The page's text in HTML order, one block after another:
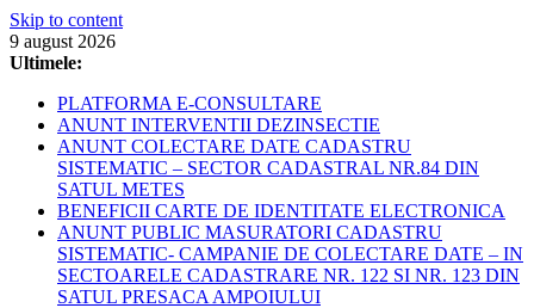
Skip to content
9 august 2026
Ultimele:
PLATFORMA E-CONSULTARE
ANUNT INTERVENTII DEZINSECTIE
ANUNT COLECTARE DATE CADASTRU
SISTEMATIC – SECTOR CADASTRAL NR.84 DIN
SATUL METES
BENEFICII CARTE DE IDENTITATE ELECTRONICA
ANUNT PUBLIC MASURATORI CADASTRU
SISTEMATIC- CAMPANIE DE COLECTARE DATE – IN
SECTOARELE CADASTRARE NR. 122 SI NR. 123 DIN
SATUL PRESACA AMPOIULUI